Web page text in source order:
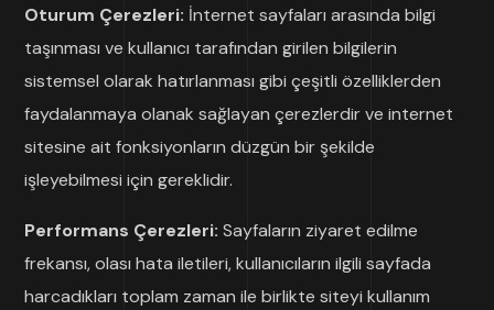
Oturum Çerezleri: İnternet sayfaları arasında bilgi
taşınması ve kullanıcı tarafından girilen bilgilerin
sistemsel olarak hatırlanması gibi çeşitli özelliklerden
faydalanmaya olanak sağlayan çerezlerdir ve internet
sitesine ait fonksiyonların düzgün bir şekilde
işleyebilmesi için gereklidir.
Performans Çerezleri: Sayfaların ziyaret edilme
frekansı, olası hata iletileri, kullanıcıların ilgili sayfada
harcadıkları toplam zaman ile birlikte siteyi kullanım